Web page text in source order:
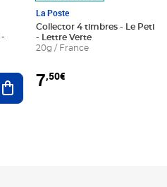
Ajouter au panier
La Poste
Collector 4 timbres - Le Petit
- Lettre Verte
20g / France
7,50€